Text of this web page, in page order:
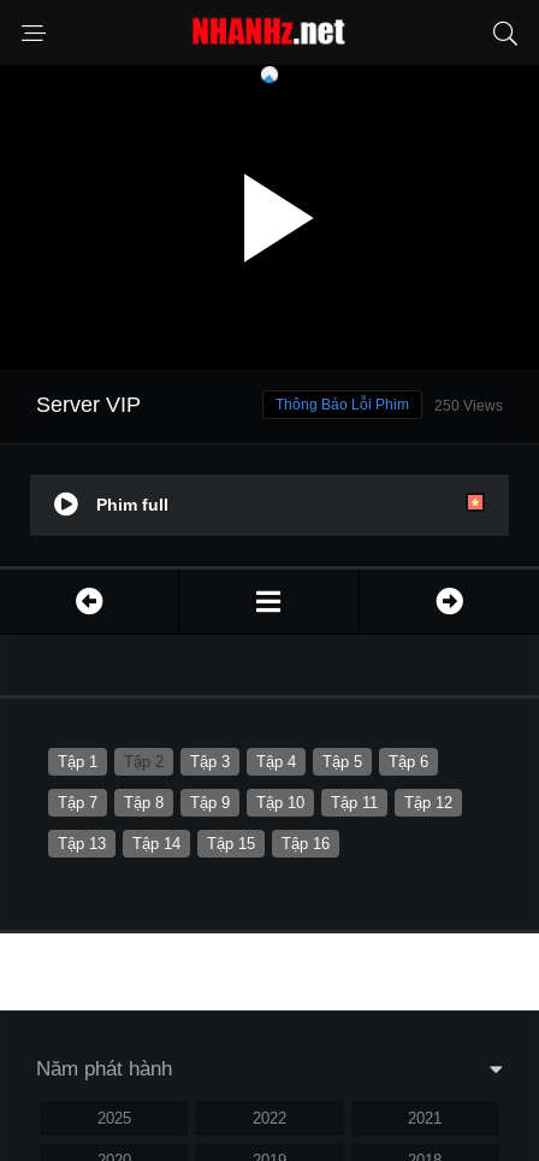
Server VIP 250 Views
Thông Báo Lỗi Phim
Phim full
Tập 1 Tập 2 Tập 3 Tập 4 Tập 5 Tập 6
Tập 7 Tập 8 Tập 9 Tập 10 Tập 11 Tập 12
Tập 13 Tập 14 Tập 15 Tập 16
Năm phát hành
2025 2022 2021